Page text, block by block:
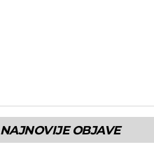
NAJNOVIJE OBJAVE